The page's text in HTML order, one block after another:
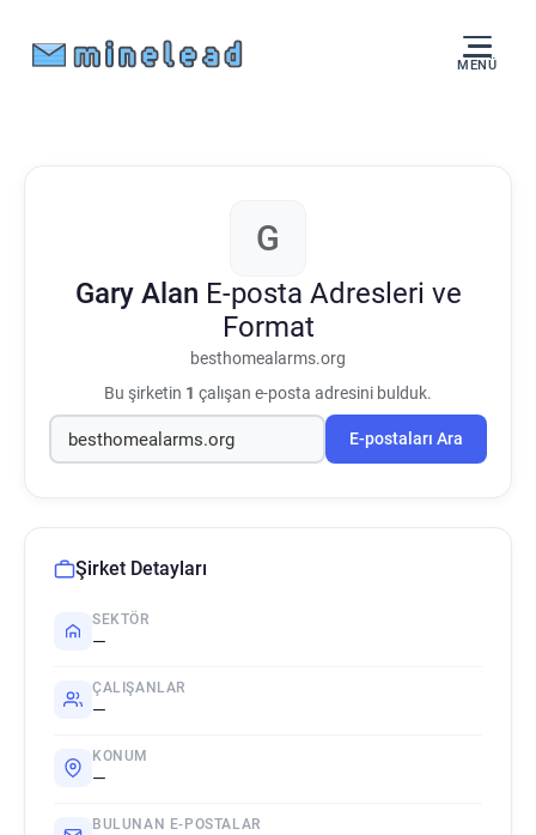
MENÜ
G
Gary Alan E-posta Adresleri ve
Format
besthomealarms.org
Bu şirketin 1 çalışan e-posta adresini bulduk.
E-postaları Ara
Şirket Detayları
SEKTÖR
—
ÇALIŞANLAR
—
KONUM
—
BULUNAN E-POSTALAR